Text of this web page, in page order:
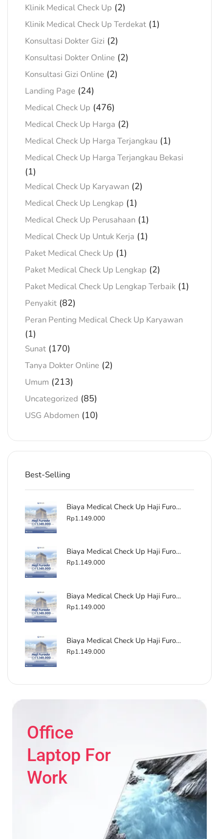
Klinik Medical Check Up (2)
Klinik Medical Check Up Terdekat (1)
Konsultasi Dokter Gizi (2)
Konsultasi Dokter Online (2)
Konsultasi Gizi Online (2)
Landing Page (24)
Medical Check Up (476)
Medical Check Up Harga (2)
Medical Check Up Harga Terjangkau (1)
Medical Check Up Harga Terjangkau Bekasi
(1)
Medical Check Up Karyawan (2)
Medical Check Up Lengkap (1)
Medical Check Up Perusahaan (1)
Medical Check Up Untuk Kerja (1)
Paket Medical Check Up (1)
Paket Medical Check Up Lengkap (2)
Paket Medical Check Up Lengkap Terbaik (1)
Penyakit (82)
Peran Penting Medical Check Up Karyawan
(1)
Sunat (170)
Tanya Dokter Online (2)
Umum (213)
Uncategorized (85)
USG Abdomen (10)
Best-Selling
Biaya Medical Check Up Haji Furoda Terdekat di Kemang Jakarta
Rp1.149.000
Biaya Medical Check Up Haji Furoda Terdekat di Ambulu
Rp1.149.000
Biaya Medical Check Up Haji Furoda Terdekat di Tegal
Rp1.149.000
Biaya Medical Check Up Haji Furoda Terdekat di Wolter Mongonsidi
Rp1.149.000
Office
Laptop For
Work